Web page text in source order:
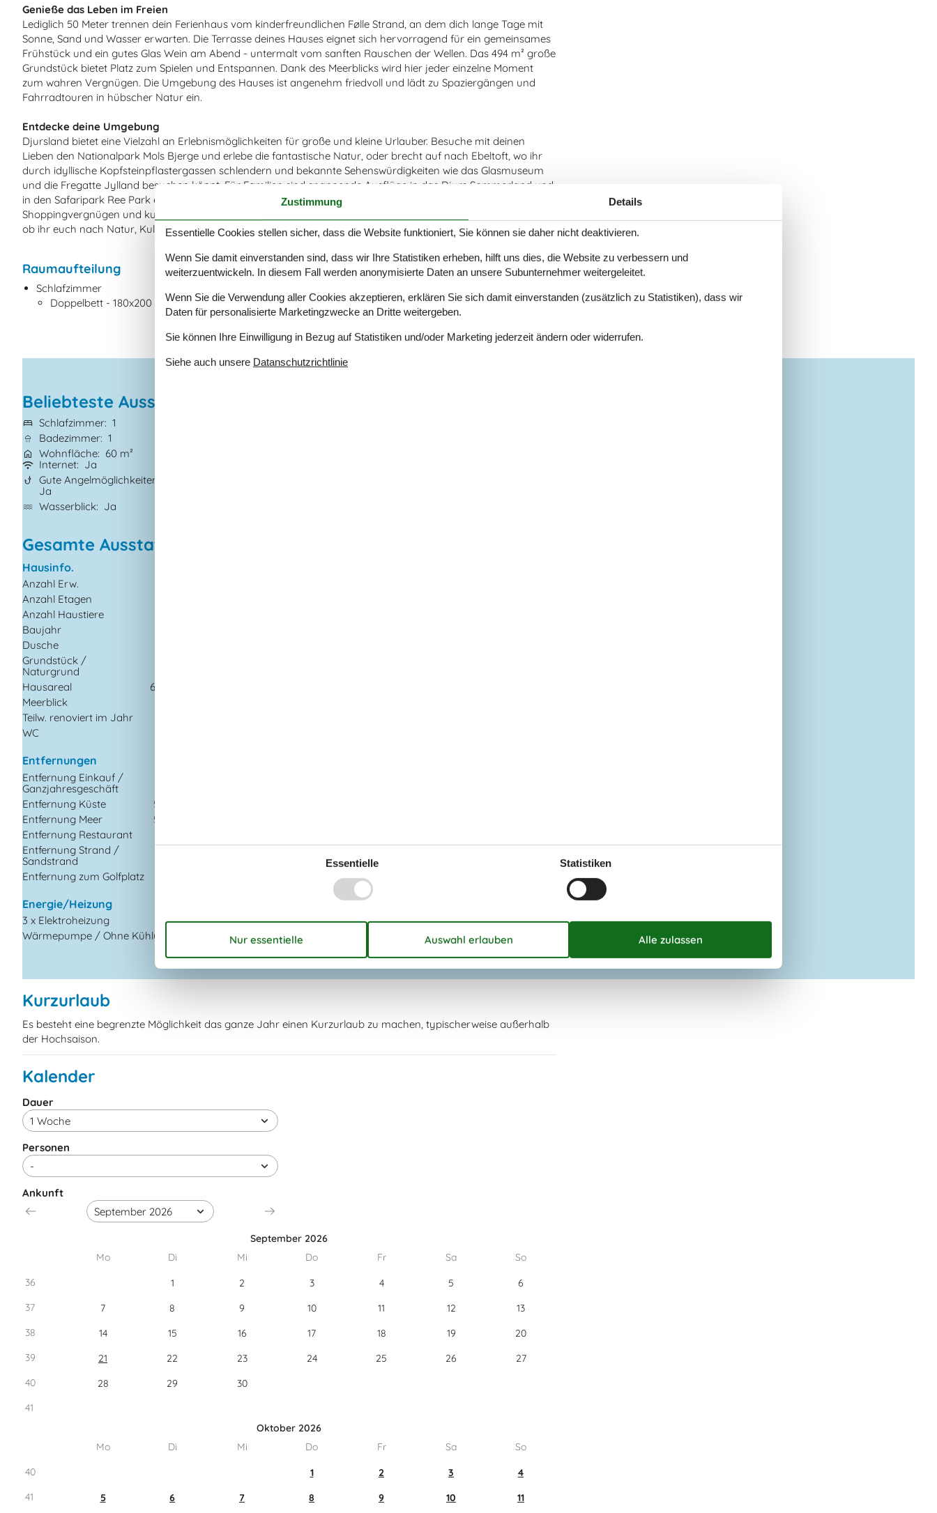
Genieße das Leben im Freien
Lediglich 50 Meter trennen dein Ferienhaus vom kinderfreundlichen Følle Strand, an dem dich lange Tage mit
Sonne, Sand und Wasser erwarten. Die Terrasse deines Hauses eignet sich hervorragend für ein gemeinsames
Frühstück und ein gutes Glas Wein am Abend - untermalt vom sanften Rauschen der Wellen. Das 494 m² große
Grundstück bietet Platz zum Spielen und Entspannen. Dank des Meerblicks wird hier jeder einzelne Moment
zum wahren Vergnügen. Die Umgebung des Hauses ist angenehm friedvoll und lädt zu Spaziergängen und
Fahrradtouren in hübscher Natur ein.
Entdecke deine Umgebung
Djursland bietet eine Vielzahl an Erlebnismöglichkeiten für große und kleine Urlauber. Besuche mit deinen
Lieben den Nationalpark Mols Bjerge und erlebe die fantastische Natur, oder brecht auf nach Ebeltoft, wo ihr
durch idyllische Kopfsteinpflastergassen schlendern und bekannte Sehenswürdigkeiten wie das Glasmuseum
und die Fregatte Jylland besuchen könnt. Für Familien sind spannende Ausflüge in das Djurs Sommerland und
in den Safaripark Ree Park ein absolutes Muss. Dänemarks zweitgrößte Stadt, Aarhus, in der euch bestes
Shoppingvergnügen und kulturelle Highlights der Extraklasse erwarten, ist ebenfalls zügig erreicht. Ganz gleich,
ob ihr euch nach Natur, Kultur oder Action sehnt, alles ist von diesem Ferienhaus aus problemlos erreichbar.
Raumaufteilung
Schlafzimmer
Doppelbett - 180x200
Beliebteste Ausstattungen
Schlafzimmer 1
Badezimmer 1
Wohnfläche
60 m²
Internet
Ja
Gute Angelmöglichkeiten
Ja
Wasserblick
Ja
Gesamte Ausstattung
Hausinfo.
Anzahl Erw.
Anzahl Etagen
Anzahl Haustiere
Baujahr
Dusche
Grundstück /
Naturgrund
Hausareal
60 m²
Meerblick
Teilw. renoviert im Jahr
WC
Entfernungen
Entfernung Einkauf /
Ganzjahresgeschäft
Entfernung Küste
50 m
Entfernung Meer
50 m
Entfernung Restaurant
Entfernung Strand /
Sandstrand
50
Entfernung zum Golfplatz
Energie/Heizung
3 x Elektroheizung
Wärmepumpe / Ohne Kühlung
Preis inbegriffen
Kurzurlaub
Es besteht eine begrenzte Möglichkeit das ganze Jahr einen Kurzurlaub zu machen, typischerweise außerhalb
der Hochsaison.
Kalender
Ankunft
September 2026
Mo
Di Mi Do Fr Sa
So
36
1 2 3 4 5
6
37
7 8 9 10 11 12
13
38
14 15 16 17 18 19
20
39
21 22 23 24 25 26
27
40
28 29
30
41
Oktober 2026
Mo
Di Mi Do Fr Sa
So
40
1 2 3
4
41
5 6 7 8 9 10 11
Dauer
Personen
Zustimmung Details
Essentielle Cookies stellen sicher, dass die Website funktioniert, Sie können sie daher nicht deaktivieren.
Wenn Sie damit einverstanden sind, dass wir Ihre Statistiken erheben, hilft uns dies, die Website zu verbessern und
weiterzuentwickeln. In diesem Fall werden anonymisierte Daten an unsere Subunternehmer weitergeleitet.
Wenn Sie die Verwendung aller Cookies akzeptieren, erklären Sie sich damit einverstanden (zusätzlich zu Statistiken), dass wir
Daten für personalisierte Marketingzwecke an Dritte weitergeben.
Sie können Ihre Einwilligung in Bezug auf Statistiken und/oder Marketing jederzeit ändern oder widerrufen.
Siehe auch unsere Datanschutzrichtlinie
Essentielle Statistiken